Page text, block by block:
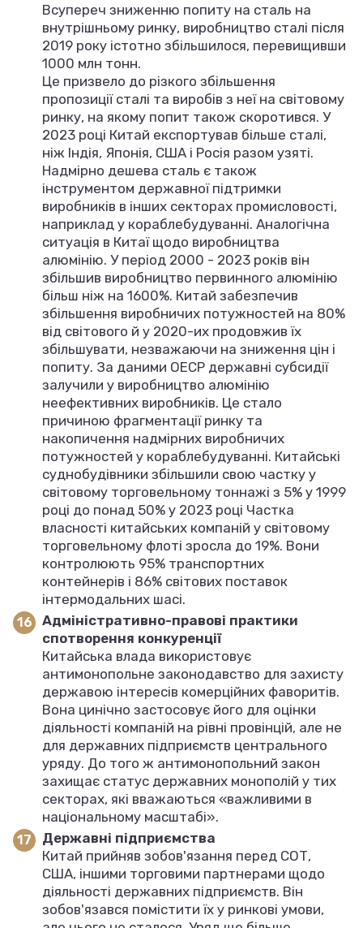
Всупереч зниженню попиту на сталь на
внутрішньому ринку, виробництво сталі після
2019 року істотно збільшилося, перевищивши
1000 млн тонн.
Це призвело до різкого збільшення
пропозиції сталі та виробів з неї на світовому
ринку, на якому попит також скоротився. У
2023 році Китай експортував більше сталі,
ніж Індія, Японія, США і Росія разом узяті.
Надмірно дешева сталь є також
інструментом державної підтримки
виробників в інших секторах промисловості,
наприклад у кораблебудуванні. Аналогічна
ситуація в Китаї щодо виробництва
алюмінію. У період 2000 - 2023 років він
збільшив виробництво первинного алюмінію
більш ніж на 1600%. Китай забезпечив
збільшення виробничих потужностей на 80%
від світового й у 2020-их продовжив їх
збільшувати, незважаючи на зниження цін і
попиту. За даними ОЕСР державні субсидії
залучили у виробництво алюмінію
неефективних виробників. Це стало
причиною фрагментації ринку та
накопичення надмірних виробничих
потужностей у кораблебудуванні. Китайські
суднобудівники збільшили свою частку у
світовому торговельному тоннажі з 5% у 1999
році до понад 50% у 2023 році Частка
власності китайських компаній у світовому
торговельному флоті зросла до 19%. Вони
контролюють 95% транспортних
контейнерів і 86% світових поставок
інтермодальних шасі.
Адміністративно-правові практики
спотворення конкуренції
Китайська влада використовує
антимонопольне законодавство для захисту
державою інтересів комерційних фаворитів.
Вона цинічно застосовує його для оцінки
діяльності компаній на рівні провінцій, але не
для державних підприємств центрального
уряду. До того ж антимонопольний закон
захищає статус державних монополій у тих
секторах, які вважаються «важливими в
національному масштабі».
Державні підприємства
Китай прийняв зобов'язання перед СОТ,
США, іншими торговими партнерами щодо
діяльності державних підприємств. Він
зобов'язався помістити їх у ринкові умови,